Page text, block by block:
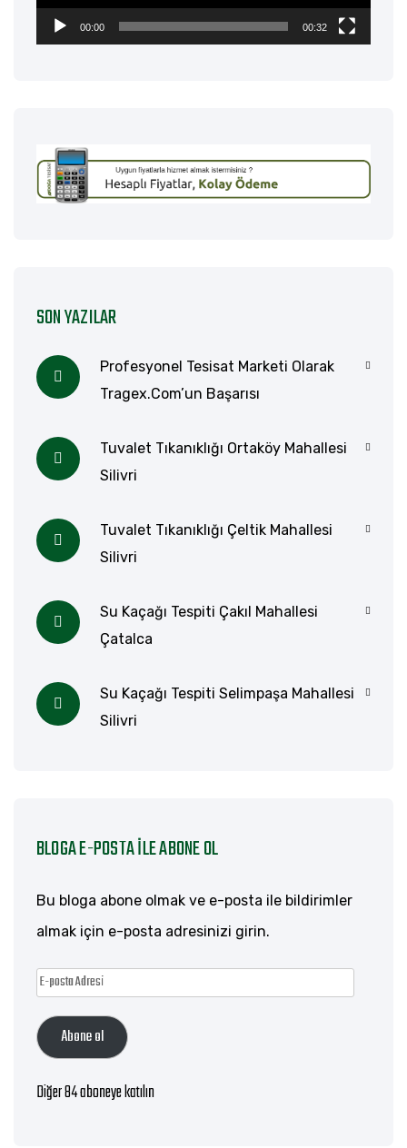
00:00 00:32
SON YAZILAR
Profesyonel Tesisat Marketi Olarak
Tragex.com’un Başarısı
Tuvalet Tıkanıklığı Ortaköy Mahallesi
Silivri
Tuvalet Tıkanıklığı Çeltik Mahallesi
Silivri
Su Kaçağı Tespiti Çakıl Mahallesi
Çatalca
Su Kaçağı Tespiti Selimpaşa Mahallesi
Silivri
BLOGA E-POSTA ILE ABONE OL
Bu bloga abone olmak ve e-posta ile bildirimler
almak için e-posta adresinizi girin.
E-
AdresiAbone ol
Diğer 84 aboneye katılın